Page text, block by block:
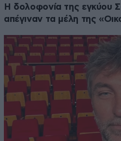
Η δολοφονία της εγκύου
απέγιναν τα μέλη της